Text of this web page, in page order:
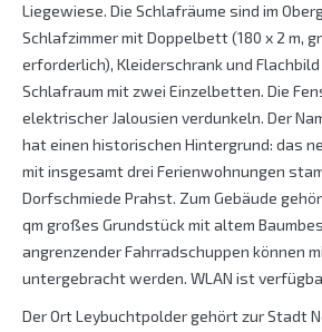
Liegewiese. Die Schlafräume sind im
Schlafzimmer mit Doppelbett (180 x 2 m,
erforderlich), Kleiderschrank und Flachbild
Schlafraum mit zwei Einzelbetten. Die
elektrischer Jalousien verdunkeln. Der
hat einen historischen Hintergrund: das
mit insgesamt drei Ferienwohnungen
Dorfschmiede Prahst. Zum Gebäude
qm großes Grundstück mit altem
angrenzender Fahrradschuppen können
untergebracht werden. WLAN ist
Der Ort Leybuchtpolder gehört zur Stadt